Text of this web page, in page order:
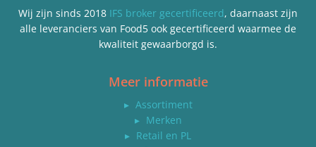
Wij zijn sinds 2018 IFS broker gecertificeerd, daarnaast zijn
alle leveranciers van Food5 ook gecertificeerd waarmee de
kwaliteit gewaarborgd is.
Meer informatie
▸ Assortiment
▸ Merken
▸ Retail en PL